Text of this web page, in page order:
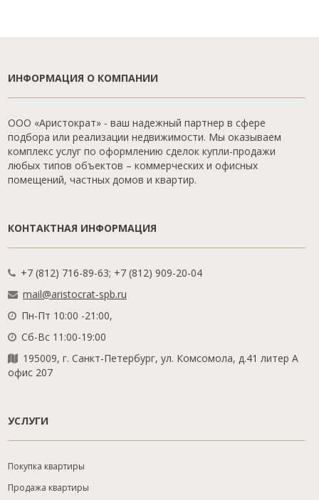
ИНФОРМАЦИЯ О КОМПАНИИ
ООО «Аристократ» - ваш надежный партнер в сфере
подбора или реализации недвижимости. Мы оказываем
комплекс услуг по оформлению сделок купли-продажи
любых типов объектов – коммерческих и офисных
помещений, частных домов и квартир.
КОНТАКТНАЯ ИНФОРМАЦИЯ
+7 (812) 716-89-63; +7 (812) 909-20-04
mail@aristocrat-spb.ru
Пн-Пт 10:00 -21:00,
Сб-Вс 11:00-19:00
195009, г. Санкт-Петербург, ул. Комсомола, д.41 литер А
офис 207
УСЛУГИ
Покупка квартиры
Продажа квартиры